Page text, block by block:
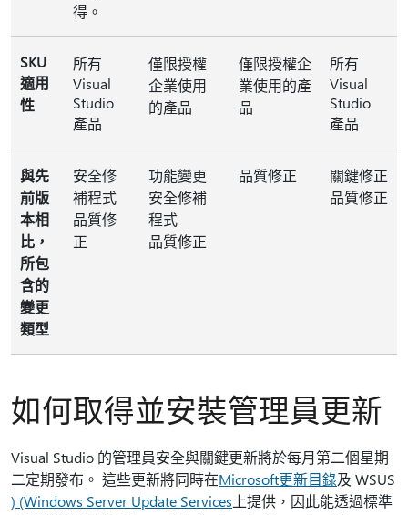
得。
SKU
適用
性
所有
Visual
Studio
產品
僅限授權
企業使用
的產品
僅限授權企
業使用的產
品
所有
Visual
Studio
產品
與先
前版
本相
比，
所包
含的
變更
類型
安全修
補程式
品質修
正
功能變更
安全修補
程式
品質修正
品質修正
關鍵修正
品質修正
如何取得並安裝管理員更新
Visual Studio 的管理員安全與關鍵更新將於每月第二個星期
二定期發布。 這些更新將同時在Microsoft更新目錄及 WSUS
) (Windows Server Update Services 上提供，因此能透過標準